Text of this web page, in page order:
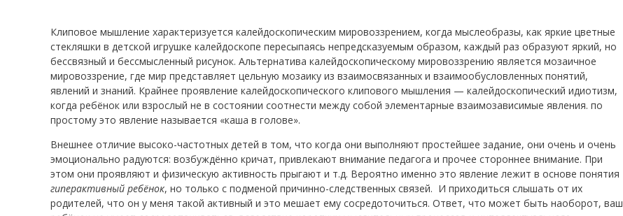
Клиповое мышление характеризуется калейдоскопическим мировоззрением, когда мыслеобразы, как яркие цветные
стекляшки в детской игрушке калейдоскопе пересыпаясь непредсказуемым образом, каждый раз образуют яркий, но
бессвязный и бессмысленный рисунок. Альтернатива калейдоскопическому мировоззрению является мозаичное
мировоззрение, где мир представляет цельную мозаику из взаимосвязанных и взаимообусловленных понятий,
явлений и знаний. Крайнее проявление калейдоскопического клипового мышления — калейдоскопический идиотизм,
когда ребёнок или взрослый не в состоянии соотнести между собой элементарные взаимозависимые явления. по
простому это явление называется «каша в голове».
Внешнее отличие высоко-частотных детей в том, что когда они выполняют простейшее задание, они очень и очень
эмоционально радуются: возбуждённо кричат, привлекают внимание педагога и прочее стороннее внимание. При
этом они проявляют и физическую активность прыгают и т.д. Вероятно именно это явление лежит в основе понятия
гиперактивный ребёнок, но только с подменой причинно-следственных связей. И приходиться слышать от их
родителей, что он у меня такой активный и это мешает ему сосредоточиться. Ответ, что может быть наоборот, ваш